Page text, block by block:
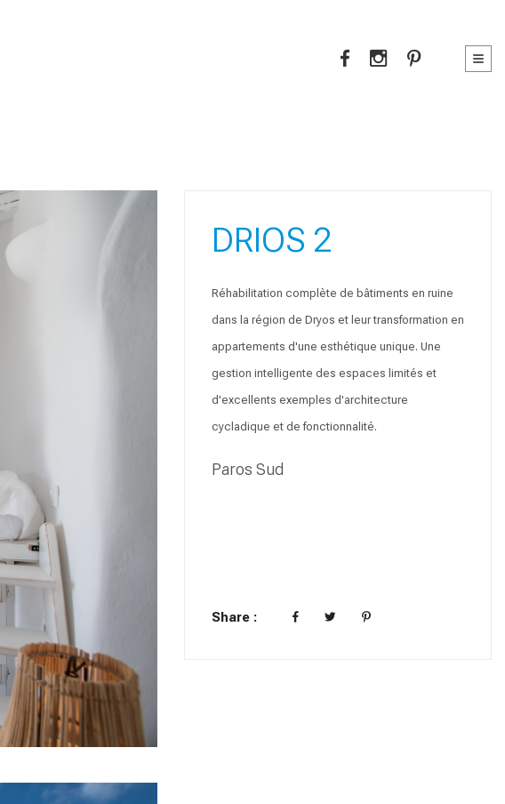
DRIOS 2
Réhabilitation complète de bâtiments en ruine
dans la région de Dryos et leur transformation en
appartements d'une esthétique unique. Une
gestion intelligente des espaces limités et
d'excellents exemples d'architecture
cycladique et de fonctionnalité.
Paros Sud
Share :